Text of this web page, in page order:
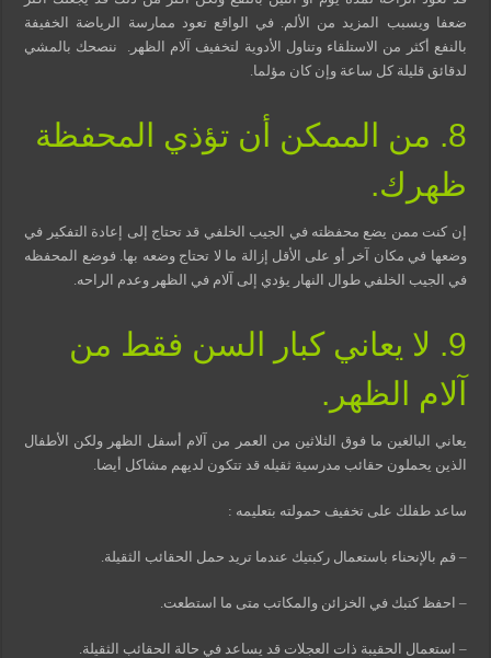
ضعفا ويسبب المزيد من الألم. في الواقع تعود ممارسة الرياضة الخفيفة
بالنفع أكثر من الاستلقاء وتناول الأدوية لتخفيف آلام الظهر. ننصحك بالمشي
لدقائق قليلة كل ساعة وإن كان مؤلما.
8. من الممكن أن تؤذي المحفظة
ظهرك.
إن كنت ممن يضع محفظته في الجيب الخلفي قد تحتاج إلى إعادة التفكير في
وضعها في مكان آخر أو على الأقل إزالة ما لا تحتاج وضعه بها. فوضع المحفظه
في الجيب الخلفي طوال النهار يؤدي إلى آلام في الظهر وعدم الراحه.
9. لا يعاني كبار السن فقط من
آلام الظهر.
يعاني البالغين ما فوق الثلاثين من العمر من آلام أسفل الظهر ولكن الأطفال
الذين يحملون حقائب مدرسية ثقيله قد تتكون لديهم مشاكل أيضا.
ساعد طفلك على تخفيف حمولته بتعليمه :
– قم بالإنحناء باستعمال ركبتيك عندما تريد حمل الحقائب الثقيلة.
– احفظ كتبك في الخزائن والمكاتب متى ما استطعت.
– استعمال الحقيبة ذات العجلات قد يساعد في حالة الحقائب الثقيلة.